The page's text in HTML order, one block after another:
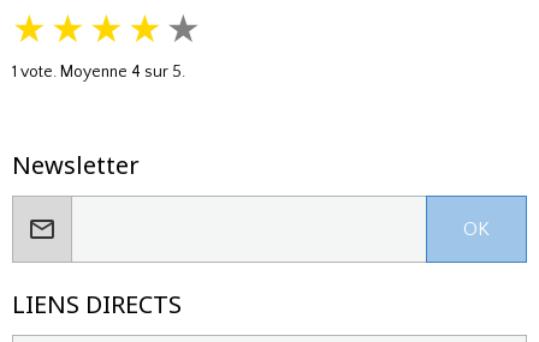
★ ★ ★ ★ ★
1 vote. Moyenne 4 sur 5.
Newsletter
OK
LIENS DIRECTS